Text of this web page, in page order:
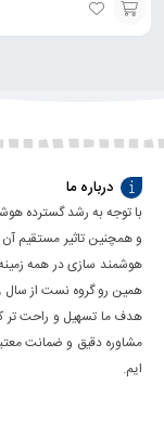
انتخاب
درباره ما
با توجه به رشد گسترده
و همچنین تاثیر مستقیم
هوشمند سازی در همه
همین رو گروه نست از سال 1399 فعالیت خود را در این حوزه آغاز کرد.
هدف ما تسهیل و راحت تر
مشاوره دقیق و ضمانت
ایم.